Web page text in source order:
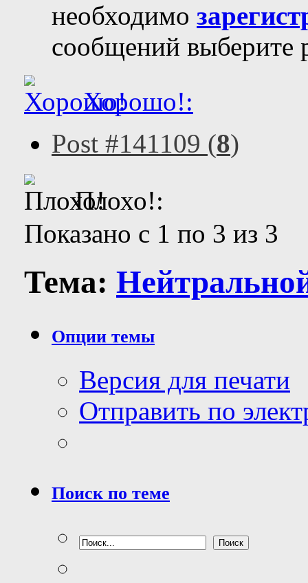
необходимо
сообщений выберите
Хорошо!:
Post #141109 (8)
Плохо!:
Показано с 1 по 3 из 3
Тема:
Опции темы
Версия для печати
Отправить по
Поиск по теме